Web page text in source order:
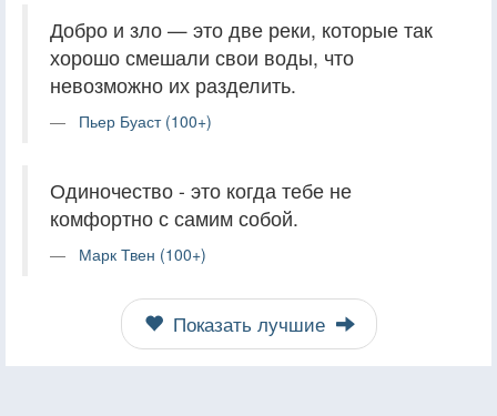
Добро и зло — это две реки, которые так
хорошо смешали свои воды, что
невозможно их разделить.
Пьер Буаст (100+)
Одиночество - это когда тебе не
комфортно с самим собой.
Марк Твен (100+)
Показать лучшие